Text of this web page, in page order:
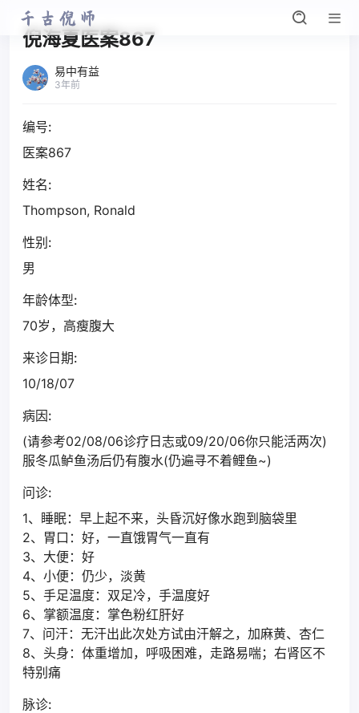
倪海夏医案867
易中有益
3年前
编号:
医案867
姓名:
Thompson, Ronald
性别:
男
年龄体型:
70岁，高瘦腹大
来诊日期:
10/18/07
病因:
(请参考02/08/06诊疗日志或09/20/06你只能活两次)
服冬瓜鲈鱼汤后仍有腹水(仍遍寻不着鲤鱼~)
问诊:
1、睡眠：早上起不来，头昏沉好像水跑到脑袋里
2、胃口：好，一直饿胃气一直有
3、大便：好
4、小便：仍少，淡黄
5、手足温度：双足冷，手温度好
6、掌额温度：掌色粉红肝好
7、问汗：无汗出此次处方试由汗解之，加麻黄、杏仁
8、头身：体重增加，呼吸困难，走路易喘；右肾区不
特别痛
脉诊: